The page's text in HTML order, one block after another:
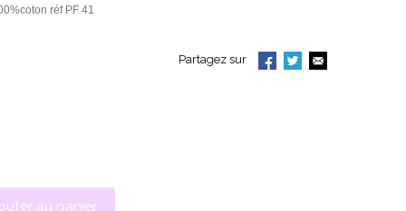
réf PF 41
Partagez sur
au panier